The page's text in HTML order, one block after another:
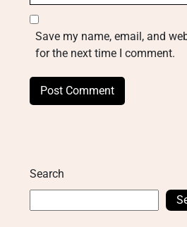
Save my name, email, and
for the next time I comment.
Search